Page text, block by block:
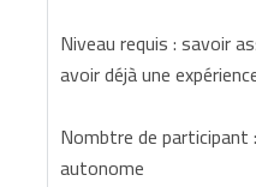
Niveau requis : savoir
avoir déjà une
Nombtre de participant
autonome